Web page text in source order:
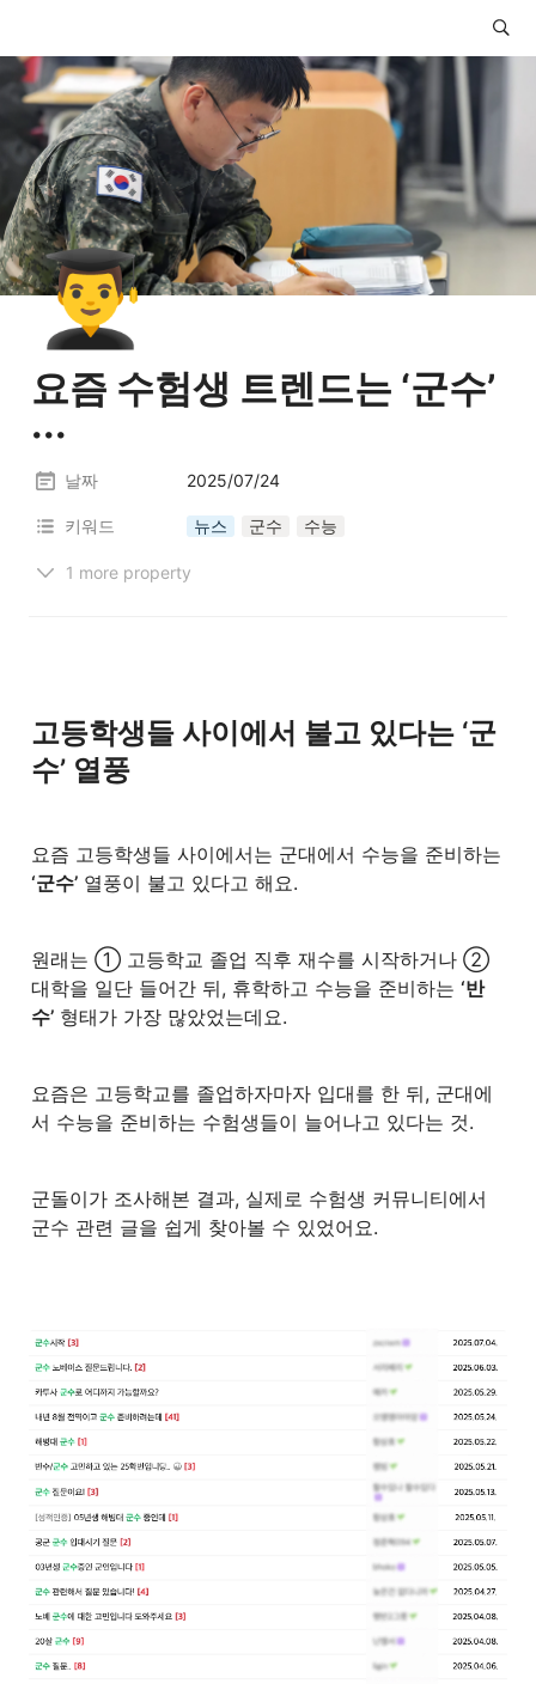
👨‍🎓
요즘 수험생 트렌드는 ‘군수’
···
날짜 2025/07/24
키워드 뉴스 군수 수능
1 more property
고등학생들 사이에서 불고 있다는 ‘군
수’ 열풍
‘군수’ 열풍이 불고 있다고 해요.
원래는 ① 고등학교 졸업 직후 재수를 시작하거나 ②
대학을 일단 들어간 뒤, 휴학하고 수능을 준비하는 ‘반
수’ 형태가 가장 많았었는데요.
요즘은 고등학교를 졸업하자마자 입대를 한 뒤, 군대에
서 수능을 준비하는 수험생들이 늘어나고 있다는 것.
군돌이가 조사해본 결과, 실제로 수험생 커뮤니티에서
군수 관련 글을 쉽게 찾아볼 수 있었어요.